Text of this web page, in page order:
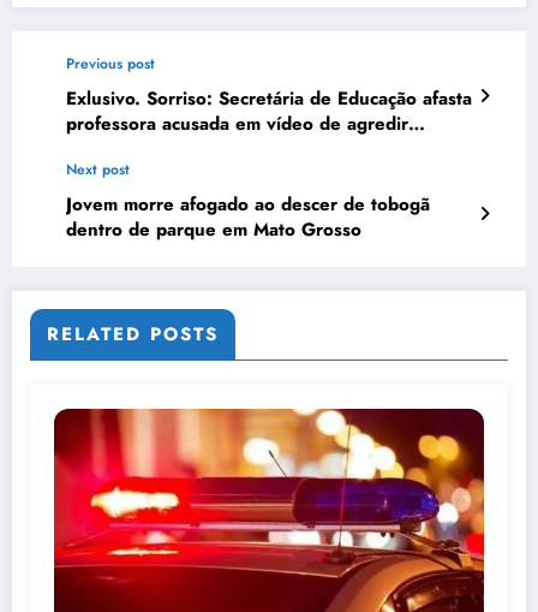
Previous post
Exlusivo. Sorriso: Secretária de Educação afasta
professora acusada em vídeo de agredir
Next post
Jovem morre afogado ao descer de tobogã
dentro de parque em Mato Grosso
RELATED POSTS